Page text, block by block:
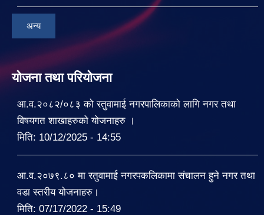
अन्य
योजना तथा परियोजना
आ.व.२०८२/०८३ को रतुवामाई नगरपालिकाको लागि नगर तथा
विषयगत शाखाहरुको योजनाहरु ।
मिति: 10/12/2025 - 14:55
आ.व.२०७९.८० मा रतुवामाई नगरपकलिकामा संचालन हुने नगर तथा
वडा स्तरीय योजनाहरु।
मिति: 07/17/2022 - 15:49